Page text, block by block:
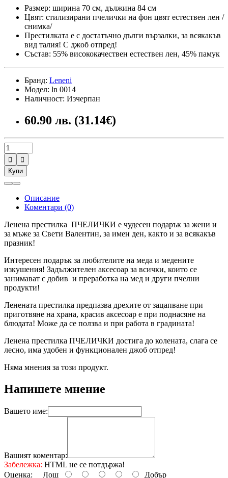
Размер: ширина 70 см, дължина 84 см
Цвят: стилизирани пчелички на фон цвят естествен лен /
снимка/
Престилката е с достатъчно дълги вързалки, за всякакъв
вид талия! С джоб отпред!
Състав: 55% висококачествен естествен лен, 45% памук
Бранд: Leneni
Модел: ln 0014
Наличност: Изчерпан
60.90 лв. (31.14€)


Купи
Описание
Коментари (0)
Ленена престилка ПЧЕЛИЧКИ е чудесен подарък за жени и
за мъже за Свети Валентин, за имен ден, както и за всякакъв
празник!
Интересен подарък за любителите на меда и медените
изкушения! Задължителен аксесоар за всички, които се
занимават с добив и преработка на мед и други пчелни
продукти!
Ленената престилка предпазва дрехите от зацапване при
приготвяне на храна, красив аксесоар е при поднасяне на
блюдата! Може да се ползва и при работа в градината!
Ленена престилка ПЧЕЛИЧКИ достига до колената, слага се
лесно, има удобен и функционален джоб отпред!
Няма мнения за този продукт.
Напишете мнение
Вашето име:
Вашият коментар:
Забележка: HTML не се потдържа!
Оценка: Лош Добър